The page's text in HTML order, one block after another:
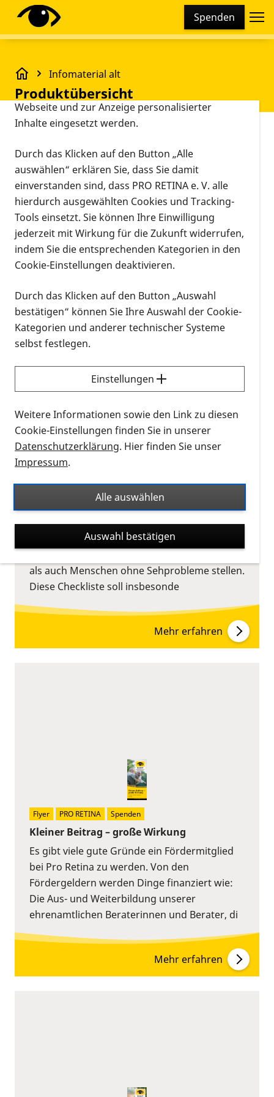
Spenden
Infomaterial alt
Produktübersicht
Produktübersicht
Suchbegriff
Aktive Filter: Filter: Spenden
Alle Filter entfernen
Es wurden 4 Ergebnisse gefunden.
Suchergebnisse
Checkliste Testament
"Worauf muss ich achten wenn ich mein
Testament schreibe?" ist eine Frage die sich
sowohl sehbehinderte und blinde Menschen
als auch Menschen ohne Sehprobleme stellen.
Diese Checkliste soll insbesonde
Spenden Flyer
Mehr erfahren
Kleiner Beitrag – große Wirkung
Es gibt viele gute Gründe ein Fördermitglied
bei Pro Retina zu werden. Von den
Fördergeldern werden Dinge finanziert wie:
Die Aus- und Weiterbildung unserer
ehrenamtlichen Beraterinnen und Berater, di
Flyer PRO RETINA Spenden
Mehr erfahren
Diese Webseite setzt verschiedene Cookies und
Tracking-Tools ein. Dies beinhaltet Cookies und
technisch notwendig sind, die zu statistischen
Zwecken sowie zur besseren Bedienbarkeit der
Webseite und zur Anzeige personalisierter
Inhalte eingesetzt werden.
Durch das Klicken auf den Button „Alle
auswählen“ erklären Sie, dass Sie damit
einverstanden sind, dass PRO RETINA e. V. alle
hierdurch ausgewählten Cookies und Tracking-
Tools einsetzt. Sie können Ihre Einwilligung
jederzeit mit Wirkung für die Zukunft widerrufen,
indem Sie die entsprechenden Kategorien in den
Cookie-Einstellungen deaktivieren.
Durch das Klicken auf den Button „Auswahl
bestätigen“ können Sie Ihre Auswahl der Cookie-
Kategorien und anderer technischer Systeme
selbst festlegen.
Einstellungen
Weitere Informationen sowie den Link zu diesen
Cookie-Einstellungen finden Sie in unserer
Datenschutzerklärung. Hier finden Sie unser
Impressum.
Alle auswählen
Auswahl bestätigen